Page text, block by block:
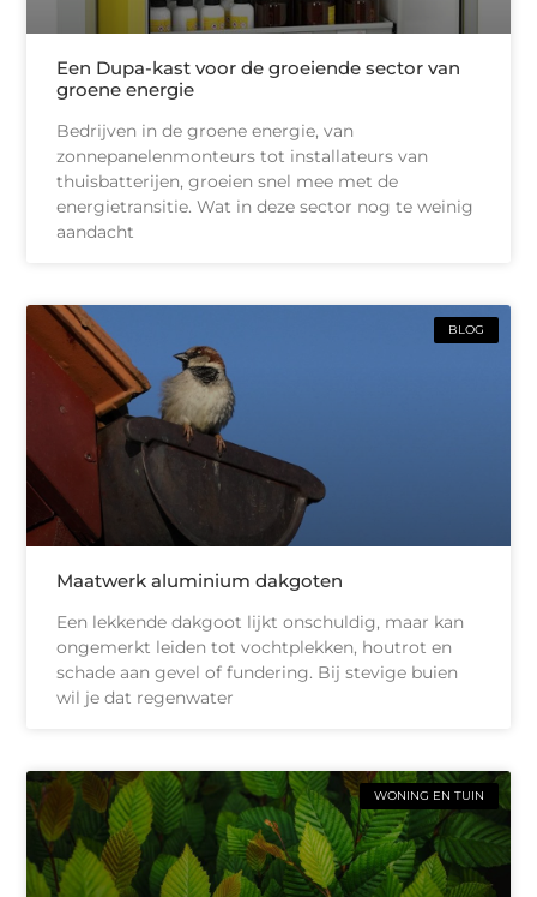
Een Dupa-kast voor de groeiende sector van
groene energie
Bedrijven in de groene energie, van
zonnepanelenmonteurs tot installateurs van
thuisbatterijen, groeien snel mee met de
energietransitie. Wat in deze sector nog te weinig
aandacht
BLOG
Maatwerk aluminium dakgoten
Een lekkende dakgoot lijkt onschuldig, maar kan
ongemerkt leiden tot vochtplekken, houtrot en
schade aan gevel of fundering. Bij stevige buien
wil je dat regenwater
WONING EN TUIN